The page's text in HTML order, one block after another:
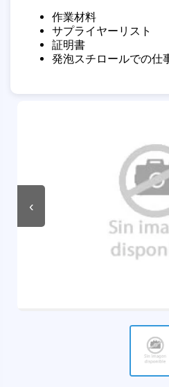
‹
作業材料
サプライヤーリスト
証明書
発泡スチロールでの仕